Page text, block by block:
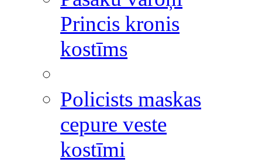
Princis kronis
kostīms
Policists maskas
cepure veste
kostīmi